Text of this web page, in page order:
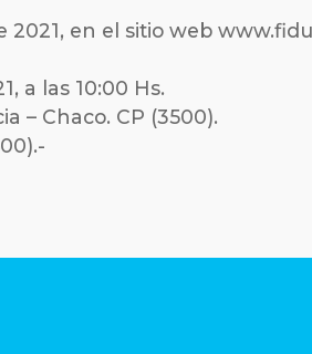
2021, en el sitio web
a las 10:00 Hs.
– Chaco. CP (3500).